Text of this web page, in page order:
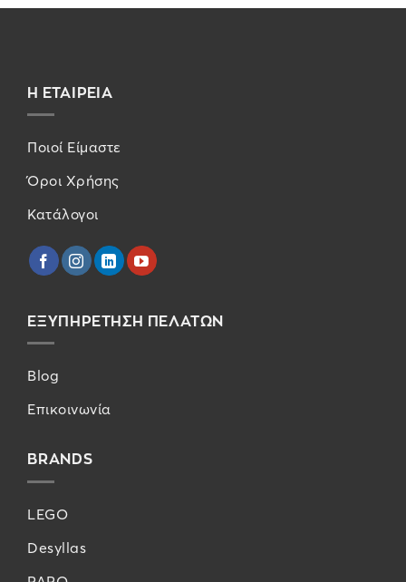
Η ΕΤΑΙΡΕΙΑ
Ποιοί Είμαστε
Όροι Χρήσης
Κατάλογοι
ΕΞΥΠΗΡΕΤΗΣΗ ΠΕΛΑΤΩΝ
Blog
Επικοινωνία
BRANDS
LEGO
Desyllas